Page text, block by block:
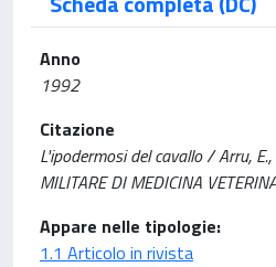
Anno
1992
Citazione
L'ipodermosi del cavallo / Arru, E.,
MILITARE DI MEDICINA
Appare nelle tipologie:
1.1 Articolo in rivista